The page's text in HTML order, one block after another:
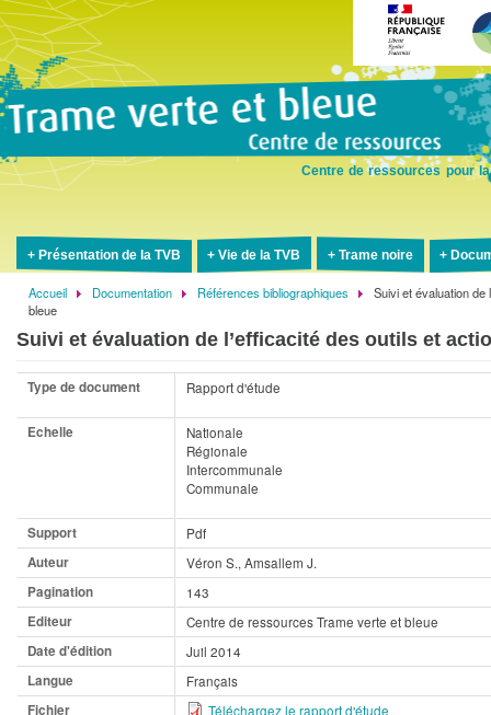
Centre de ressources pour
Présentation de la TVB Vie de la TVB Trame noire
Fil
d'Ariane
Accueil Documentation Références bibliographiques
Suivi et évaluation de
bleue
Suivi et évaluation de l’efficacité des outils et
Type de document Rapport d'étude
Echelle
Nationale
Régionale
Intercommunale
Communale
Support
Pdf
Auteur
Véron S., Amsallem J.
Pagination
143
Editeur
Centre de ressources Trame verte et bleue
Date d'édition
Juil 2014
Langue
Français
Fichier
Téléchargez le rapport d'étude